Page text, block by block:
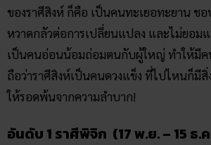
ของราศีสิงห์ ก็คือ เป็นคนทะเยอทะยาน ชอ
หวาดกลัวต่อการเปลี่ยนแปลง และไม่ยอม
เป็นคนอ่อนน้อมถ่อมตนกับผู้ใหญ่ ทำให้มีค
ถือว่าราศีสิงห์เป็นคนดวงแข็ง ที่ไปไหนก็มี
ให้รอดพ้นจากความลำบาก!
อันดับ 1 ราศีพิจิก (17 พ.ย. – 15 ธ.